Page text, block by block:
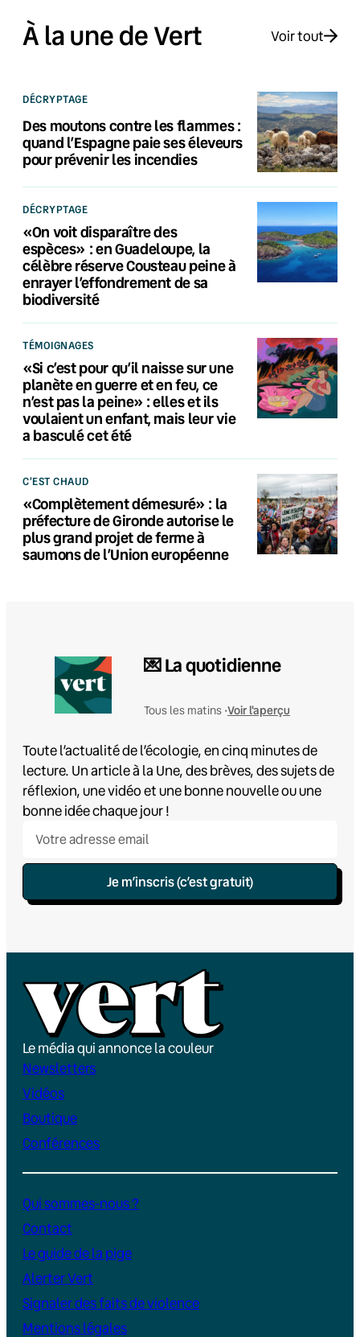
À la une de Vert Voir tout
DÉCRYPTAGE
Des moutons contre les flammes :
quand l’Espagne paie ses éleveurs
pour prévenir les incendies
DÉCRYPTAGE
«On voit disparaître des
espèces» : en Guadeloupe, la
célèbre réserve Cousteau peine à
enrayer l’effondrement de sa
biodiversité
TÉMOIGNAGES
«Si c’est pour qu’il naisse sur une
planète en guerre et en feu, ce
n’est pas la peine» : elles et ils
voulaient un enfant, mais leur vie
a basculé cet été
C'EST CHAUD
«Complètement démesuré» : la
préfecture de Gironde autorise le
plus grand projet de ferme à
saumons de l’Union européenne
💌 La quotidienne
Tous les matins •Voir l'aperçu
Toute l’actualité de l’écologie, en cinq minutes de
lecture. Un article à la Une, des brèves, des sujets de
réflexion, une vidéo et une bonne nouvelle ou une
bonne idée chaque jour !
Je m’inscris (c’est gratuit)
Le média qui annonce la couleur
Newsletters
Vidéos
Boutique
Conférences
Qui sommes-nous ?
Contact
Le guide de la pige
Alerter Vert
Signaler des faits de violence
Mentions légales